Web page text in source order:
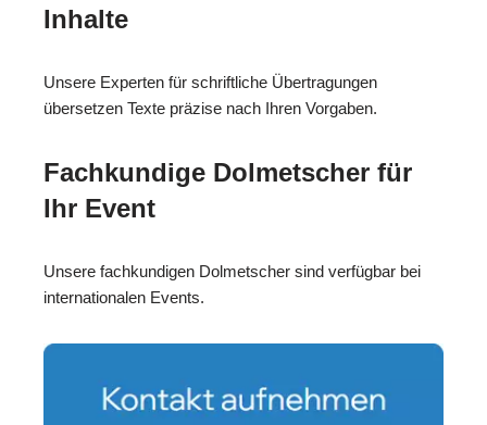
Inhalte
Unsere Experten für schriftliche Übertragungen
übersetzen Texte präzise nach Ihren Vorgaben.
Fachkundige Dolmetscher für
Ihr Event
Unsere fachkundigen Dolmetscher sind verfügbar bei
internationalen Events.